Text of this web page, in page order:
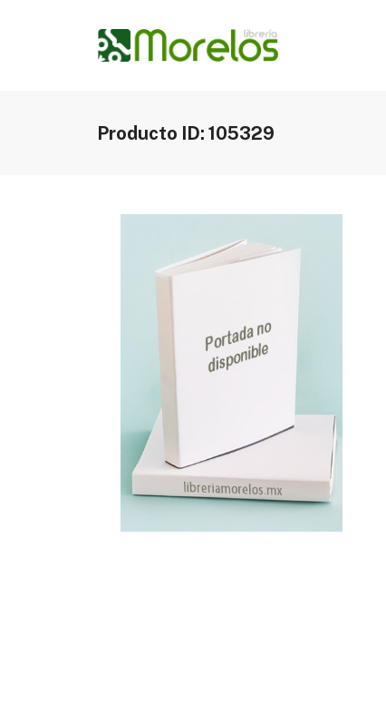
Producto ID: 105329